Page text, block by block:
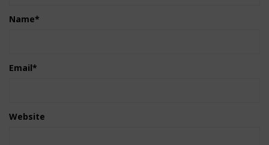
Name*
Email*
Website